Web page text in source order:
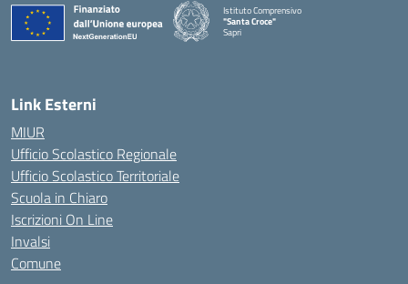
Istituto Comprensivo
"Santa Croce"
Sapri
— Visita la pagina iniziale della scuola
Link Esterni
MIUR
Ufficio Scolastico Regionale
Ufficio Scolastico Territoriale
Scuola in Chiaro
Iscrizioni On Line
Invalsi
Comune